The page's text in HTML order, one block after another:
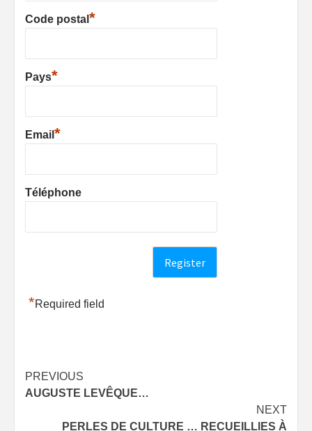
Code postal *
Pays*
Email *
Téléphone
*Required field
Post
navigation
PREVIOUS
AUGUSTE LEVÊQUE…
NEXT
PERLES DE CULTURE … RECUEILLIES À